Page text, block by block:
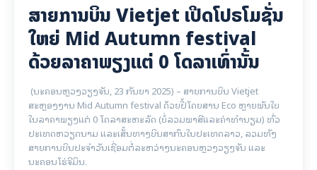
ສາຍການບິນ Vietjet ເປີດໂປຣໂມຊັ່ນ
ໃຫຍ່ Mid Autumn festival
ດ້ວຍລາຄາພຽງແຕ່ 0 ໂດລາເທົ່ານັ້ນ
(ນະຄອນຫຼວງວຽງຈັນ, 23 ກັນຍາ 2025) – ສາຍການບິນ Vietjet
ສະຫຼອງງານ Mid Autumn festival ດ້ວຍປີ້ໂດຍສານ Eco ຫຼາຍພັນໃບ
ໃນລາຄາພຽງແຕ່ 0 ໂດລາສະຫະລັດ (ບໍ່ລວມພາສີແລະຄ່າທໍານຽມ) ທົ່ວ
ປະເທດຫວຽດນາມ ແລະເສັ້ນທາງບິນສາກົນໃນປະເທດລາວ, ລວມທັງ
ສາຍການບິນປະຈໍາວັນເຊື່ອມຕໍ່ລະຫວ່າງນະຄອນຫຼວງວຽງຈັນ ແລະ
ນະຄອນໂຮ່ຈີມິນ.